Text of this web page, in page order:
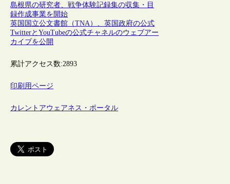
島根県の研究者、戦争体験記録集の収集・目
録作成事業を開始
英国国立公文書館（TNA）、英国政府の公式
TwitterとYouTubeの公式チャネルのウェブアー
カイブを公開
累計アクセス数:2893
印刷用ページ
カレントアウェアネス・ポータル